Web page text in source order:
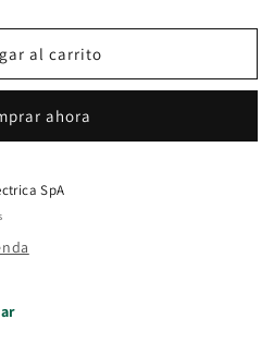
EA
al carrito
ahora
SpA